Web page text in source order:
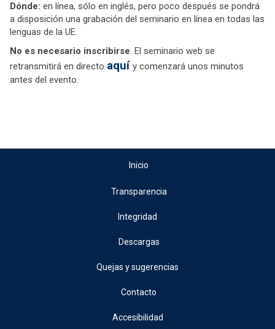
Dónde: en línea, sólo en inglés, pero poco después se pondrá
a disposición una grabación del seminario en línea en todas las
lenguas de la UE.
No es necesario inscribirse. El seminario web se
retransmitirá en directo aquí y comenzará unos minutos
antes del evento.
Inicio
Transparencia
Integridad
Descargas
Quejas y sugerencias
Contacto
Accesibilidad